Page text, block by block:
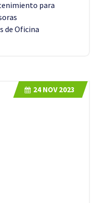
para
de Oficina
24 NOV 2023